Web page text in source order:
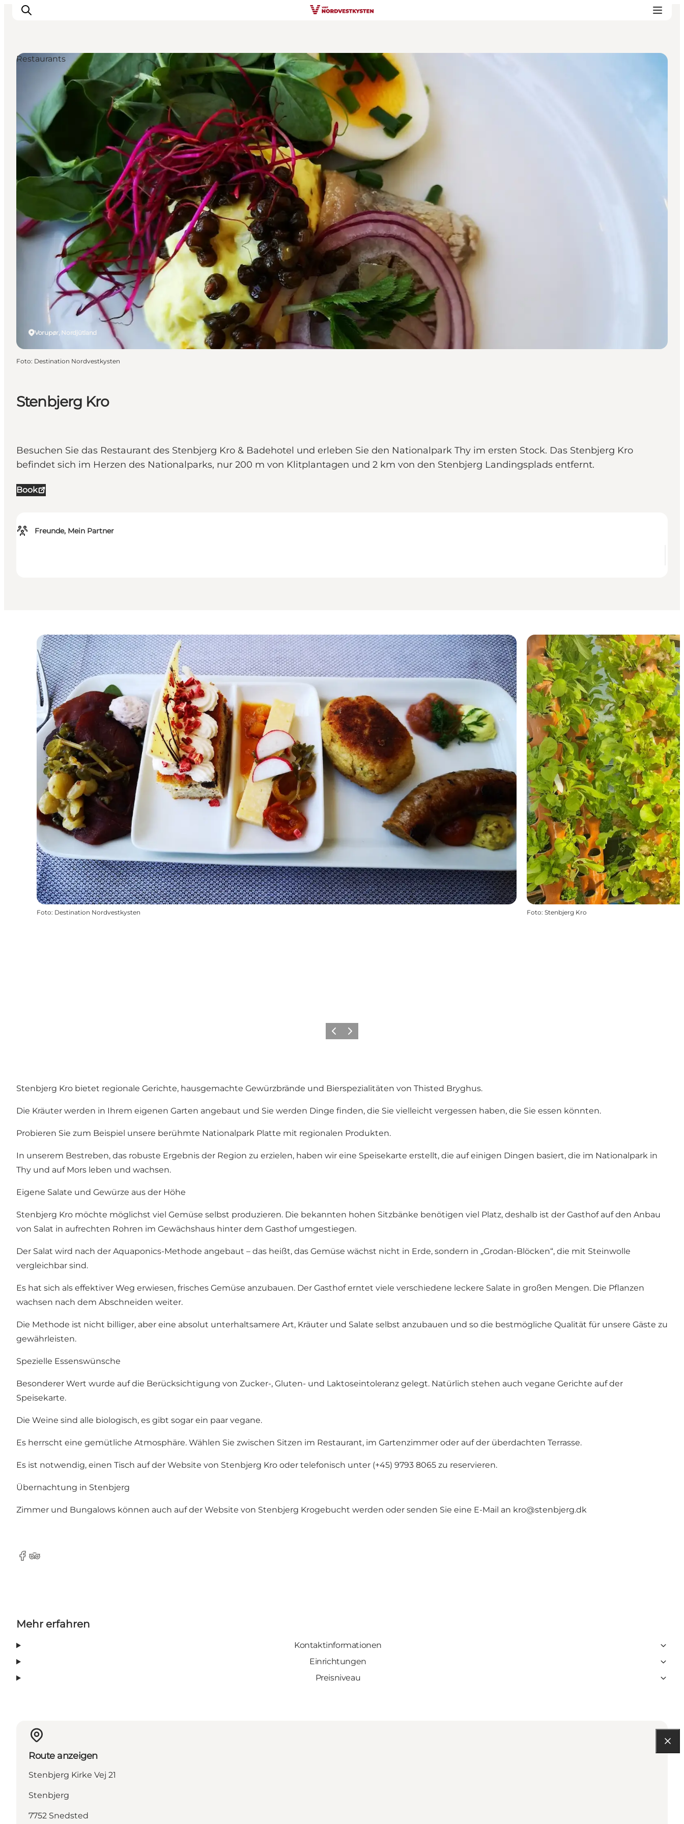
Urlaubsorte
Inspiration
Events
Unterkunft
Mach deine Urlaubsplanung
Stenbjerg Kro
Besuchen Sie das Restaurant des Stenbjerg Kro & Badehotel und erleben Sie den Nationalpark Thy im ersten Stock. Das Stenbjerg Kro
befindet sich im Herzen des Nationalparks, nur 200 m von Klitplantagen und 2 km von den Stenbjerg Landingsplads entfernt.
Book
Freunde, Mein Partner
Vorupør, Nordjütland
Restaurants
Foto: Destination Nordvestkysten
Foto: Destination Nordvestkysten Foto: Stenbjerg Kro
ZurückWeiter
Stenbjerg Kro bietet regionale Gerichte, hausgemachte Gewürzbrände und Bierspezialitäten von Thisted Bryghus.
Die Kräuter werden in Ihrem eigenen Garten angebaut und Sie werden Dinge finden, die Sie vielleicht vergessen haben, die Sie essen könnten.
Probieren Sie zum Beispiel unsere berühmte Nationalpark Platte mit regionalen Produkten.
In unserem Bestreben, das robuste Ergebnis der Region zu erzielen, haben wir eine Speisekarte erstellt, die auf einigen Dingen basiert, die im Nationalpark in
Thy und auf Mors leben und wachsen.
Eigene Salate und Gewürze aus der Höhe
Stenbjerg Kro möchte möglichst viel Gemüse selbst produzieren. Die bekannten hohen Sitzbänke benötigen viel Platz, deshalb ist der Gasthof auf den Anbau
von Salat in aufrechten Rohren im Gewächshaus hinter dem Gasthof umgestiegen.
Der Salat wird nach der Aquaponics-Methode angebaut – das heißt, das Gemüse wächst nicht in Erde, sondern in „Grodan-Blöcken“, die mit Steinwolle
vergleichbar sind.
Es hat sich als effektiver Weg erwiesen, frisches Gemüse anzubauen. Der Gasthof erntet viele verschiedene leckere Salate in großen Mengen. Die Pflanzen
wachsen nach dem Abschneiden weiter.
Die Methode ist nicht billiger, aber eine absolut unterhaltsamere Art, Kräuter und Salate selbst anzubauen und so die bestmögliche Qualität für unsere Gäste zu
gewährleisten.
Spezielle Essenswünsche
Besonderer Wert wurde auf die Berücksichtigung von Zucker-, Gluten- und Laktoseintoleranz gelegt. Natürlich stehen auch vegane Gerichte auf der
Speisekarte.
Die Weine sind alle biologisch, es gibt sogar ein paar vegane.
Es herrscht eine gemütliche Atmosphäre. Wählen Sie zwischen Sitzen im Restaurant, im Gartenzimmer oder auf der überdachten Terrasse.
Es ist notwendig, einen Tisch auf der Website von Stenbjerg Kro oder telefonisch unter (+45) 9793 8065 zu reservieren.
Übernachtung in Stenbjerg
Zimmer und Bungalows können auch auf der Website von Stenbjerg Krogebucht werden oder senden Sie eine E-Mail an kro@stenbjerg.dk
Facebook
TripAdvisor
Mehr erfahren
Kontaktinformationen
Einrichtungen
Preisniveau
Route anzeigen
Stenbjerg Kirke Vej 21
Stenbjerg
7752 Snedsted